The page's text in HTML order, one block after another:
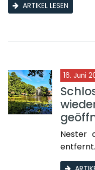
ARTIKEL LESEN
16. Juni
Nester
entfernt.